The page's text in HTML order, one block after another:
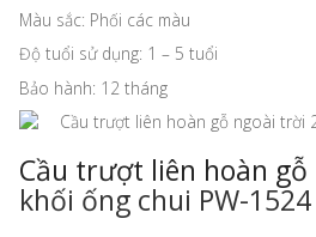
Màu sắc: Phối các màu
Độ tuổi sử dụng: 1 – 5 tuổi
Bảo hành: 12 tháng
Cầu trượt liên hoàn gỗ
khối ống chui PW-1524